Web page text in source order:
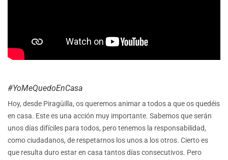
#YoMeQuedoEnCasa
Hoy, desde Piragüilla, os queremos animar a todos a que os quedéis
en casa. Este es una acción muy importante. Sabemos que serán
unos días difíciles para todos, pero tenemos la responsabilidad,
como ciudadanos, de respetarnos los unos a los otros. Cierto es
que resulta duro estar en casa tantos días consecutivos. Pero